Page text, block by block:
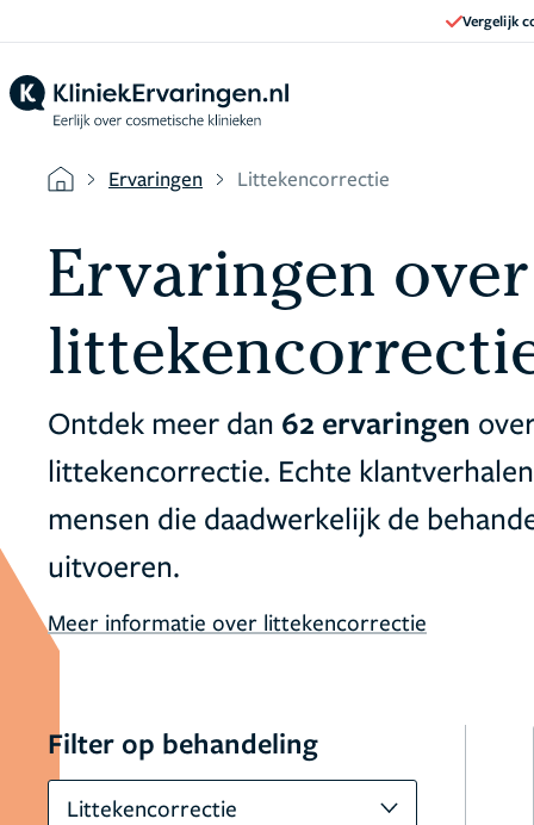
Vergelijk
Ervaringen Littekencorrectie
Ervaringen over
Ontdek meer dan 62 ervaringen
littekencorrectie. Echte
mensen die daadwerkelijk de
uitvoeren.
Meer informatie over littekencorrectie
Filter op behandeling
Littekencorrectie